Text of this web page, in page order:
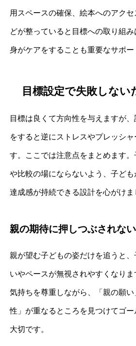
用スペースの確保、絵本へのアク
どが整っていると目標への取り組
身がケアをすることも重要なサポー
目標設定で失敗しない
目標は良くて方向性を与えますが
をすると逆にストレスやプレッシ
す。ここでは注意点をまとめます
や比較の場にならないよう、子ども
達成感が持続できる設計を心がけま
親の期待に押しつぶされな
親が望む子どもの姿だけを追うと
いやペースが無視されやすくなり
気持ちを尊重しながら、「親の願
性」が重なるところを見つけてゴ
大切です。